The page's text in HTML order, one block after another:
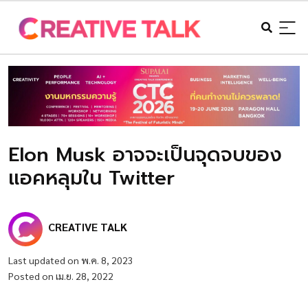
Elon Musk อาจจะเป็นจุดจบของ
แอคหลุมใน Twitter
CREATIVE TALK
Last updated on พ.ค. 8, 2023
Posted on เม.ย. 28, 2022